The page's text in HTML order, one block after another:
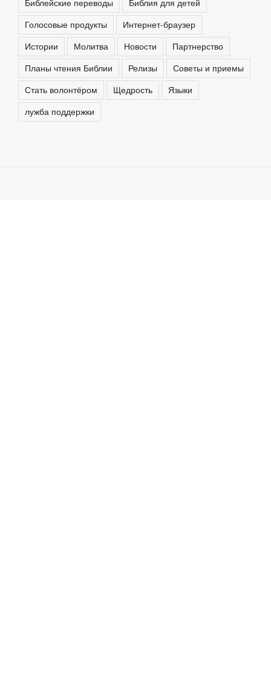
Библейские переводы
Библия для детей
Голосовые продукты
Интернет-браузер
Истории
Молитва Новости
Партнерство
Планы чтения Библии
Релизы
Советы и приемы
Стать волонтёром
Щедрость
Языки
лужба поддержки